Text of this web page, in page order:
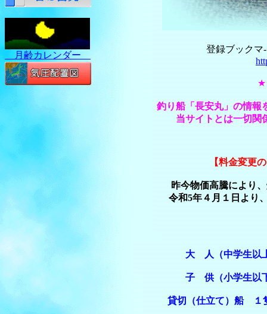
月齢カレンダー
登録ブックマ
★
釣り船「長安丸」の情報
当サイトとは一切関
【料金変更
昨今物価高騰により
令和5年４月１日より
大 人（中学生以
子 供（小学生以
貸切（仕立て）船 １